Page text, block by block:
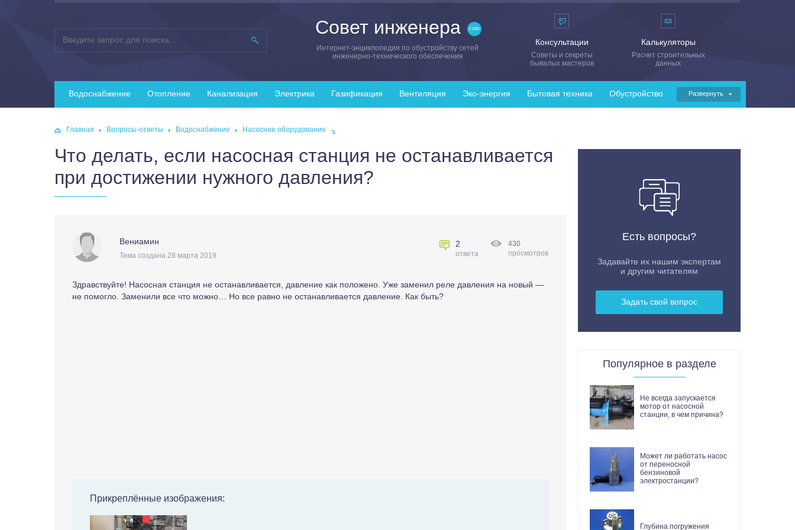
Совет инженера
Интернет-энциклопедия по обустройству сетей
инженерно-технического обеспечения
Водоснабжение Отопление Канализация Электрика Газификация Вентиляция Эко-энергия Бытовая техника Обустройство Развернуть
Консультации
Советы и секреты
бывалых мастеров
Калькуляторы
Расчет строительных
данных
Главная Вопросы-ответы Водоснабжение Насосное оборудование
Что делать, если насосная станция не останавливается
при достижении нужного давления?
Вениамин
Тема создана 28 марта 2019
2
ответа
430
просмотров
Здравствуйте! Насосная станция не останавливается, давление как положено. Уже заменил реле давления на новый —
не помогло. Заменили все что можно… Но все равно не останавливается давление. Как быть?
Прикреплённые изображения:
Есть вопросы?
Задавайте их нашим экспертам
и другим читателям
Задать свой вопрос
Популярное в разделе
Не всегда запускается
мотор от насосной
станции, в чем причина?
Может ли работать насос
от переносной
бензиновой
электростанции?
Глубина погружения